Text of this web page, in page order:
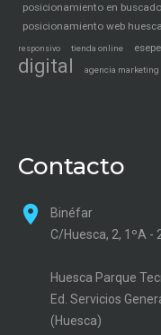
posicionamiento en
posicionamiento web huesca
responsivo tienda online
digital
agencia marketing
Contacto
Binéfar
C/Huesca, 2, 1ºA -
Huesca Parque
Ed. Servicios
(Huesca)